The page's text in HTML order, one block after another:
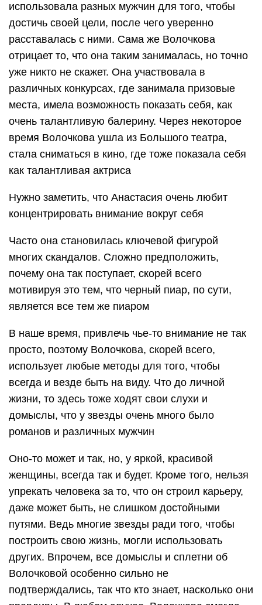
использовала разных мужчин для того, чтобы
достичь своей цели, после чего уверенно
расставалась с ними. Сама же Волочкова
отрицает то, что она таким занималась, но точно
уже никто не скажет. Она участвовала в
различных конкурсах, где занимала призовые
места, имела возможность показать себя, как
очень талантливую балерину. Через некоторое
время Волочкова ушла из Большого театра,
стала сниматься в кино, где тоже показала себя
как талантливая актриса
Нужно заметить, что Анастасия очень любит
концентрировать внимание вокруг себя
Часто она становилась ключевой фигурой
многих скандалов. Сложно предположить,
почему она так поступает, скорей всего
мотивируя это тем, что черный пиар, по сути,
является все тем же пиаром
В наше время, привлечь чье-то внимание не так
просто, поэтому Волочкова, скорей всего,
использует любые методы для того, чтобы
всегда и везде быть на виду. Что до личной
жизни, то здесь тоже ходят свои слухи и
домыслы, что у звезды очень много было
романов и различных мужчин
Оно-то может и так, но, у яркой, красивой
женщины, всегда так и будет. Кроме того, нельзя
упрекать человека за то, что он строил карьеру,
даже может быть, не слишком достойными
путями. Ведь многие звезды ради того, чтобы
построить свою жизнь, могли использовать
других. Впрочем, все домыслы и сплетни об
Волочковой особенно сильно не
подтверждались, так что кто знает, насколько они